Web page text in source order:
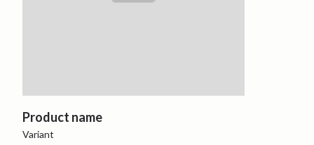
Product name
Variant